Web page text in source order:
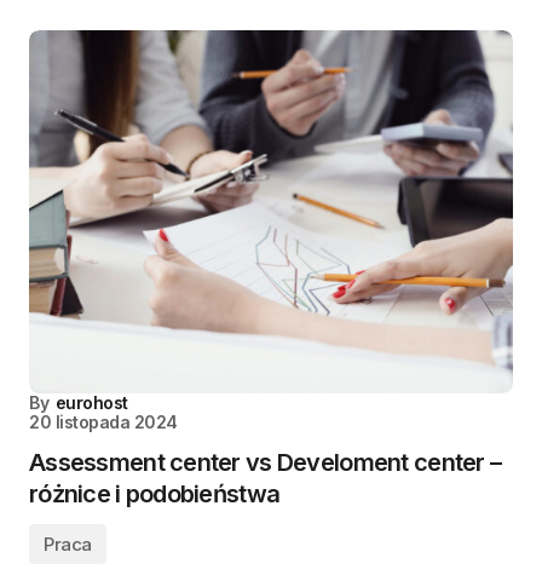
By eurohost
20 listopada 2024
Assessment center vs Develoment center –
różnice i podobieństwa
Praca